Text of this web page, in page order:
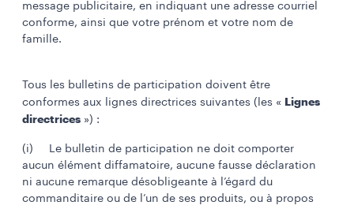
message publicitaire, en indiquant une adresse courriel
conforme, ainsi que votre prénom et votre nom de
famille.
Tous les bulletins de participation doivent être
conformes aux lignes directrices suivantes (les «
Lignes
directrices ») :
(i) Le bulletin de participation ne doit comporter
aucun élément diffamatoire, aucune fausse déclaration
ni aucune remarque désobligeante à l’égard du
commanditaire ou de l’un de ses produits, ou à propos